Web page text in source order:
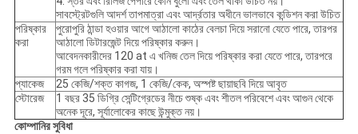
সাবস্ট্রেটগুলি আদর্শ তাপমাত্রা এবং আর্দ্রতার অধীনে ভালভাবে কন্ডিশন করা উচিত
পরিষ্কার
করা
পুরোপুরি ঠান্ডা হওয়ার আগে আঠালো কাঠের বেলচা দিয়ে সরানো যেতে পারে, তারপর
আঠালো ডিটারজেন্ট দিয়ে পরিষ্কার করুন।
আবেদনকারীদের 120 at এ খনিজ তেল দিয়ে পরিষ্কার করা যেতে পারে, তারপরে
গরম গলে পরিষ্কার করা যায়।
প্যাকেজ
25 কেজি/শক্ত কাগজ, 1 কেজি/কেক, অস্পষ্ট ছায়াছবি দিয়ে আবৃত
স্টোরেজ
1 বছর 35 ডিগ্রি সেন্টিগ্রেডের নীচে শুষ্ক এবং শীতল পরিবেশে এবং আগুন থেকে
অনেক দূরে, সূর্যালোকের কাছে উন্মুক্ত নয়।
কোম্পানির সুবিধা